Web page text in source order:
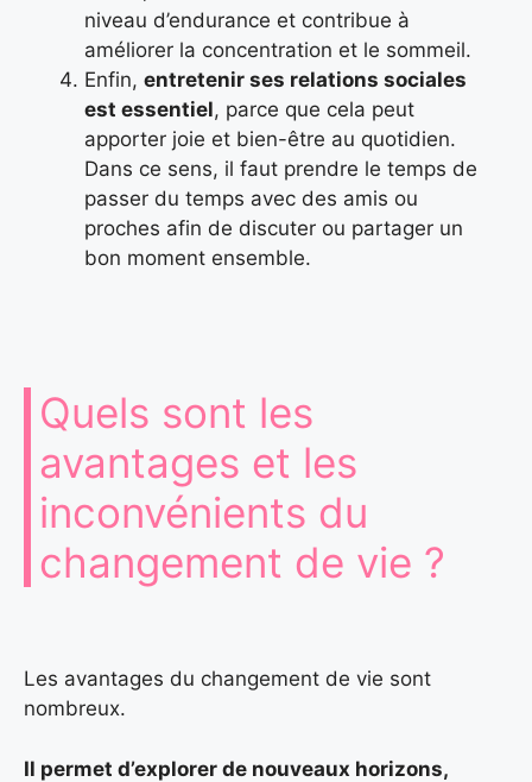
niveau d’endurance et contribue à
améliorer la concentration et le sommeil.
Enfin, entretenir ses relations sociales
est essentiel, parce que cela peut
apporter joie et bien-être au quotidien.
Dans ce sens, il faut prendre le temps de
passer du temps avec des amis ou
proches afin de discuter ou partager un
bon moment ensemble.
Quels sont les
avantages et les
inconvénients du
changement de vie ?
Les avantages du changement de vie sont
nombreux.
Il permet d’explorer de nouveaux horizons,